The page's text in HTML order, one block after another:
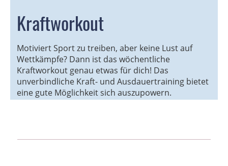
Kraftworkout
Motiviert Sport zu treiben, aber keine Lust auf
Wettkämpfe? Dann ist das wöchentliche
Kraftworkout genau etwas für dich! Das
unverbindliche Kraft- und Ausdauertraining bietet
eine gute Möglichkeit sich auszupowern.